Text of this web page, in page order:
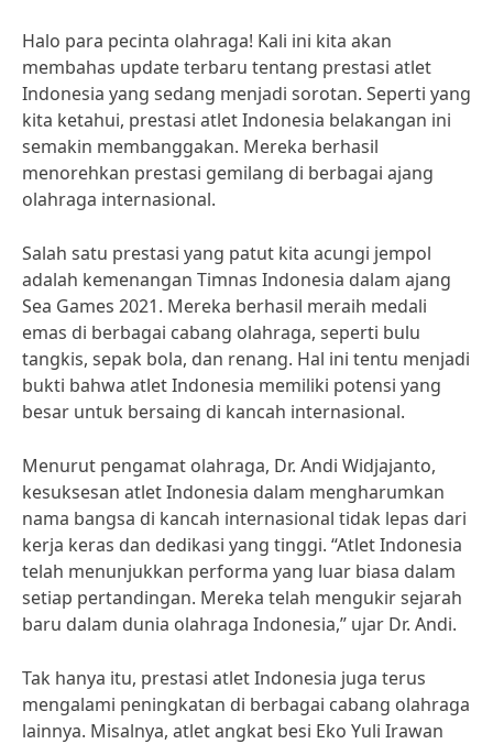
Halo para pecinta olahraga! Kali ini kita akan
membahas update terbaru tentang prestasi atlet
Indonesia yang sedang menjadi sorotan. Seperti yang
kita ketahui, prestasi atlet Indonesia belakangan ini
semakin membanggakan. Mereka berhasil
menorehkan prestasi gemilang di berbagai ajang
olahraga internasional.
Salah satu prestasi yang patut kita acungi jempol
adalah kemenangan Timnas Indonesia dalam ajang
Sea Games 2021. Mereka berhasil meraih medali
emas di berbagai cabang olahraga, seperti bulu
tangkis, sepak bola, dan renang. Hal ini tentu menjadi
bukti bahwa atlet Indonesia memiliki potensi yang
besar untuk bersaing di kancah internasional.
Menurut pengamat olahraga, Dr. Andi Widjajanto,
kesuksesan atlet Indonesia dalam mengharumkan
nama bangsa di kancah internasional tidak lepas dari
kerja keras dan dedikasi yang tinggi. “Atlet Indonesia
telah menunjukkan performa yang luar biasa dalam
setiap pertandingan. Mereka telah mengukir sejarah
baru dalam dunia olahraga Indonesia,” ujar Dr. Andi.
Tak hanya itu, prestasi atlet Indonesia juga terus
mengalami peningkatan di berbagai cabang olahraga
lainnya. Misalnya, atlet angkat besi Eko Yuli Irawan